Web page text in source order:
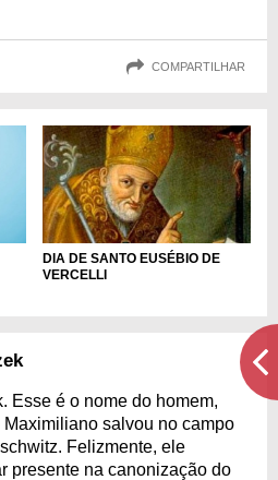
COMPARTILHAR
DIA DE SANTO EUSÉBIO DE
VERCELLI
Esse é o nome do homem,
salvou no campo
Felizmente, ele
presente na canonização do